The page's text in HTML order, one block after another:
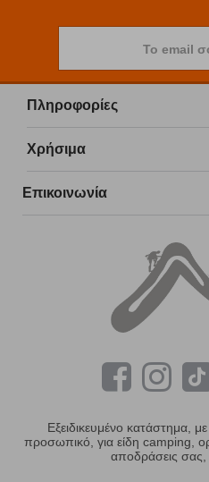
Το email
Πληροφορίες
Χρήσιμα
Επικοινωνία
Εξειδικευμένο κατάστημα,
προσωπικό, για είδη camping,
αποδράσεις